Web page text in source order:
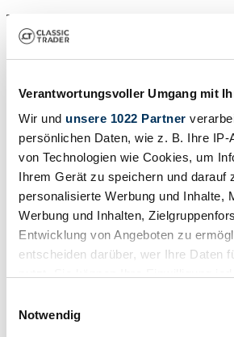
Verantwortungsvoller Umgang mit
Wir und unsere 1022 Partner
persönlichen Daten, wie z. B. Ihre IP-
von Technologien wie Cookies, um
Ihrem Gerät zu speichern und darauf
personalisierte Werbung und Inhalte,
Werbung und Inhalten,
Entwicklung von Angeboten zu
entscheiden darüber, wer Ihre Daten
Trigger Symbol ändern oder widerrufen
Notwendig
Tetto apribile - Cambio automatico
24.950 €